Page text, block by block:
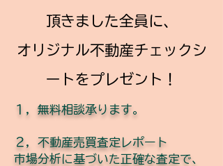
頂きました全員に、
オリジナル不動産チェックシ
ートをプレゼント！
１，無料相談承ります。
２，不動産売買査定レポート
市場分析に基づいた正確な査定で、